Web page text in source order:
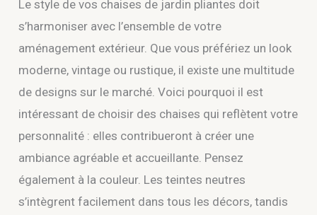
Le style de vos chaises de jardin pliantes doit
s’harmoniser avec l’ensemble de votre
aménagement extérieur. Que vous préfériez un look
moderne, vintage ou rustique, il existe une multitude
de designs sur le marché. Voici pourquoi il est
intéressant de choisir des chaises qui reflètent votre
personnalité : elles contribueront à créer une
ambiance agréable et accueillante. Pensez
également à la couleur. Les teintes neutres
s’intègrent facilement dans tous les décors, tandis